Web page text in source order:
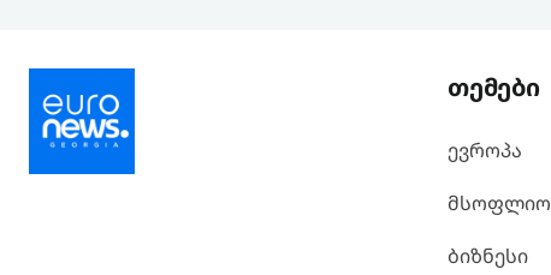
თემები
ევროპა
მსოფლიო
ბიზნესი